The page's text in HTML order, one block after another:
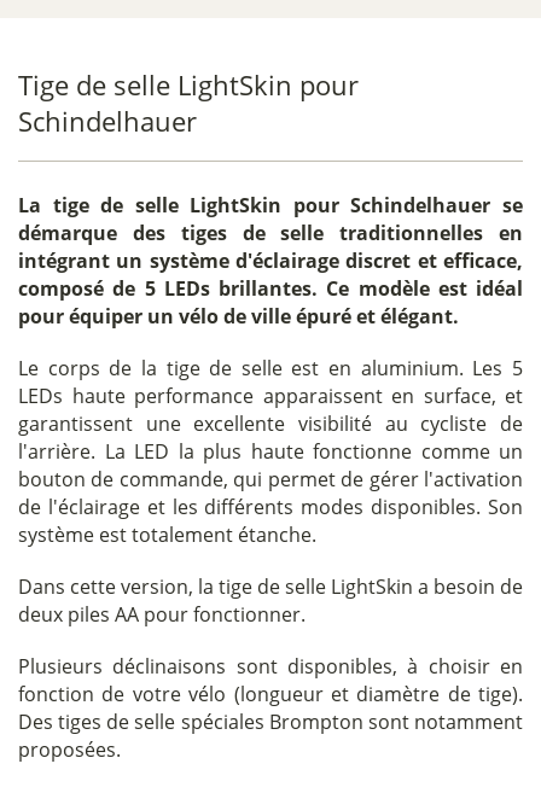
Tige de selle LightSkin pour
Schindelhauer
La tige de selle LightSkin pour Schindelhauer se
démarque des tiges de selle traditionnelles en
intégrant un système d'éclairage discret et efficace,
composé de 5 LEDs brillantes. Ce modèle est idéal
pour équiper un vélo de ville épuré et élégant.
Le corps de la tige de selle est en aluminium. Les 5
LEDs haute performance apparaissent en surface, et
garantissent une excellente visibilité au cycliste de
l'arrière. La LED la plus haute fonctionne comme un
bouton de commande, qui permet de gérer l'activation
de l'éclairage et les différents modes disponibles. Son
système est totalement étanche.
Dans cette version, la tige de selle LightSkin a besoin de
deux piles AA pour fonctionner.
Plusieurs déclinaisons sont disponibles, à choisir en
fonction de votre vélo (longueur et diamètre de tige).
Des tiges de selle spéciales Brompton sont notamment
proposées.